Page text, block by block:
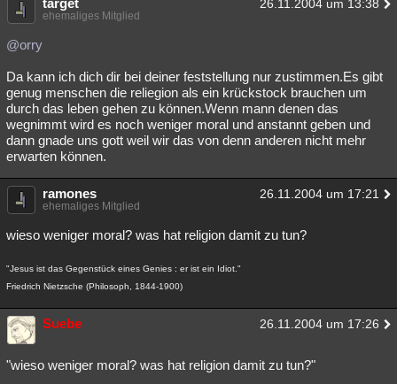
target 26.11.2004 um 13:38
ehemaliges Mitglied
@orry
Da kann ich dich dir bei deiner feststellung nur zustimmen.Es gibt
genug menschen die reliegion als ein krückstock brauchen um
durch das leben gehen zu können.Wenn mann denen das
wegnimmt wird es noch weniger moral und anstannt geben und
dann gnade uns gott weil wir das von denn anderen nicht mehr
erwarten können.
ramones 26.11.2004 um 17:21
ehemaliges Mitglied
wieso weniger moral? was hat religion damit zu tun?
"Jesus ist das Gegenstück eines Genies : er ist ein Idiot."
Friedrich Nietzsche (Philosoph, 1844-1900)
Suebe 26.11.2004 um 17:26
"wieso weniger moral? was hat religion damit zu tun?"